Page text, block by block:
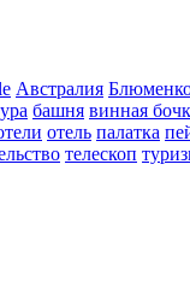
Австралия
башня винная
отель палатка
телескоп